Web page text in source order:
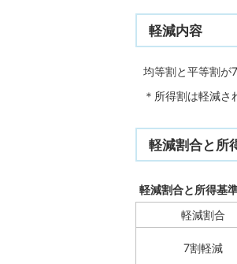
軽減内容
均等割と平等割が
＊所得割は軽減さ
軽減割合と所
軽減割合と所得基
軽減割合
7割軽減